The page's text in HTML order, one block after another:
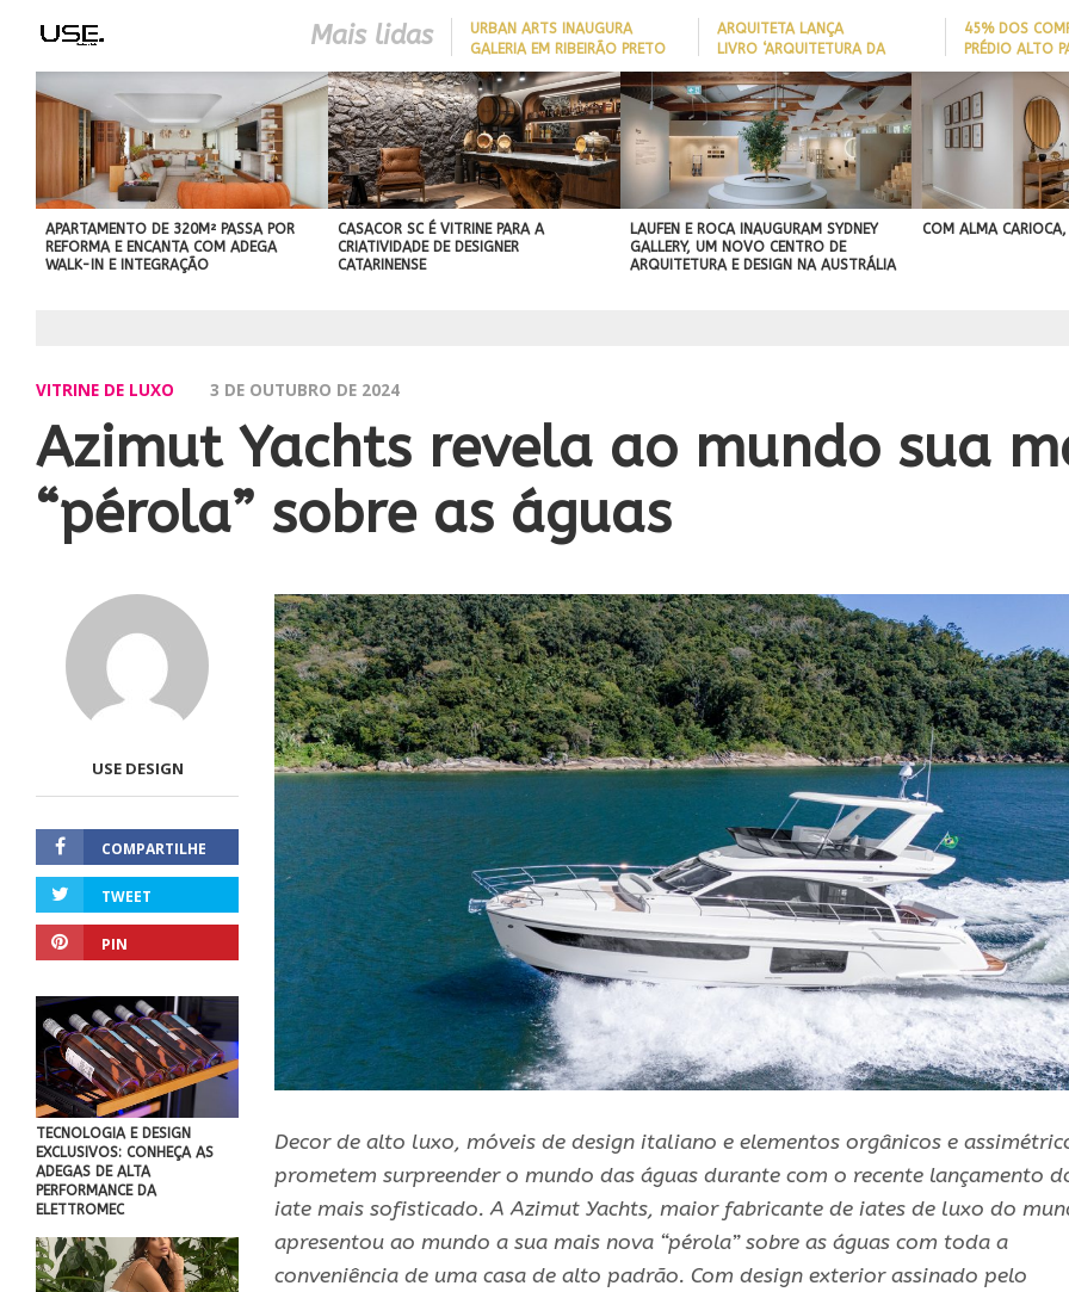
Mais lidas
​URBAN ARTS INAUGURA
GALERIA EM RIBEIRÃO PRETO
ARQUITETA LANÇA
LIVRO ‘ARQUITETURA DA
LONGEVIDADE’ PARA AJUDAR A
REDUZIR QUEDAS DE IDOSOS
EM CASA E ADAPTAR LARES
SEM REFORMAS
45% DOS
PRÉDIO ALTO
ITAJAÍ TÊM
PERFIL DO
BRASILEIRO
COM CHARME DA
ARQUITETURA ITALIANA, CASA
DE VILA COM 120M² GANHA
‘CARTÃO DE VISITAS’ COM
PAREDE DE TIJOLOS
APARENTES; CONFIRA
BEST IN SHOW
ABIMAD’42 DESTACA O DESIGN
BRASILEIRO E REFORÇA SUA PROJEÇÃO
NO MERCADO INTERNACIONAL
APARTAMENTO DE 320M² PASSA POR
REFORMA E ENCANTA COM ADEGA
WALK-IN E INTEGRAÇÃO
CASACOR SC É VITRINE PARA A
CRIATIVIDADE DE DESIGNER
CATARINENSE
LAUFEN E ROCA INAUGURAM SYDNEY
GALLERY, UM NOVO CENTRO DE
ARQUITETURA E DESIGN NA AUSTRÁLIA
COM ALMA CARIOCA,
VITRINE DE LUXO 3 DE OUTUBRO DE 2024
Azimut Yachts revela ao mundo sua
“pérola” sobre as águas
USE DESIGN
COMPARTILHE
TWEET
PIN
TECNOLOGIA E DESIGN
EXCLUSIVOS: CONHEÇA AS
ADEGAS DE ALTA
PERFORMANCE DA
ELETTROMEC
Decor de alto luxo, móveis de design italiano e elementos orgânicos e
prometem surpreender o mundo das águas durante com o recente lançamento
iate mais sofisticado. A Azimut Yachts, maior fabricante de iates de luxo do
apresentou ao mundo a sua mais nova “pérola” sobre as águas com toda a
conveniência de uma casa de alto padrão. Com design exterior assinado pelo